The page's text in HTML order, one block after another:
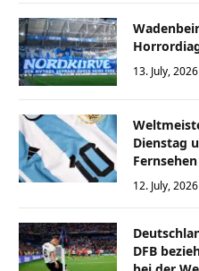
13. July,
Dienstag
Fernsehen
12. July,
DFB